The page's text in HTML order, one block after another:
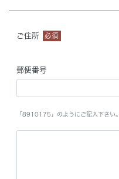
ご住所 必須
郵便番号
「8910175」のようにご記入下さい。